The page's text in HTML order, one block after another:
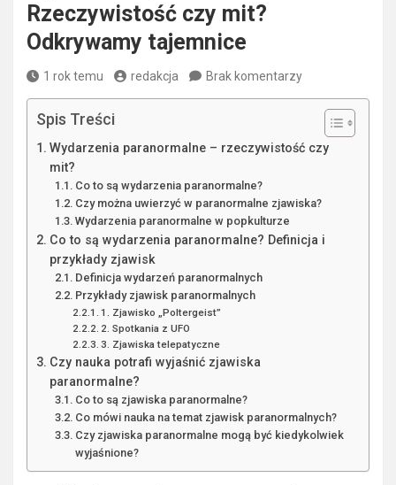
Rzeczywistość czy mit?
Odkrywamy tajemnice
1 rok temu redakcja Brak komentarzy
Spis Treści
Wydarzenia paranormalne – rzeczywistość czy
mit?
Co to są wydarzenia paranormalne?
Czy można uwierzyć w paranormalne zjawiska?
Wydarzenia paranormalne w popkulturze
Co to są wydarzenia paranormalne? Definicja i
przykłady zjawisk
Definicja wydarzeń paranormalnych
Przykłady zjawisk paranormalnych
1. Zjawisko „Poltergeist”
2. Spotkania z UFO
3. Zjawiska telepatyczne
Czy nauka potrafi wyjaśnić zjawiska
paranormalne?
Co to są zjawiska paranormalne?
Co mówi nauka na temat zjawisk paranormalnych?
Czy zjawiska paranormalne mogą być kiedykolwiek
wyjaśnione?